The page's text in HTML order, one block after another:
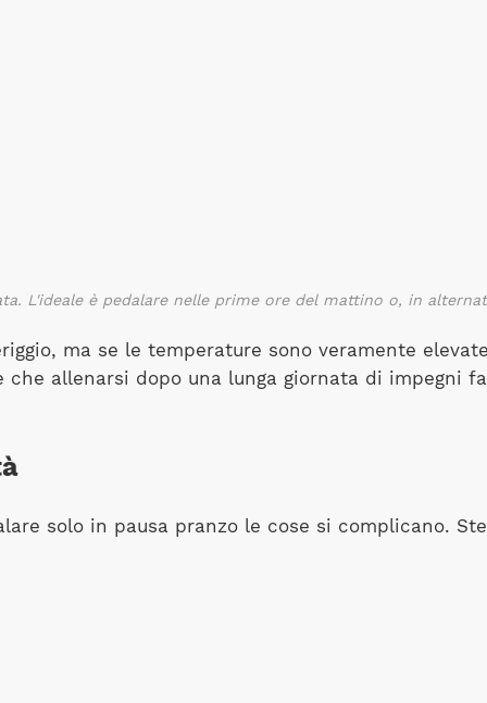
L'ideale è pedalare nelle prime ore del mattino o, in
ma se le temperature sono veramente
che allenarsi dopo una lunga giornata di impegni
solo in pausa pranzo le cose si complicano.